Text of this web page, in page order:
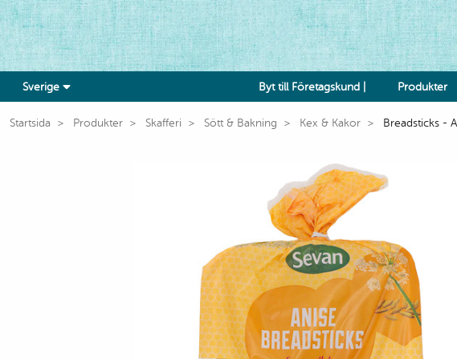
Sverige Byt till Företagskund | Produkter
Grönsaker
Startsida Produkter Skafferi Sött & Bakning Kex & Kakor Breadsticks -